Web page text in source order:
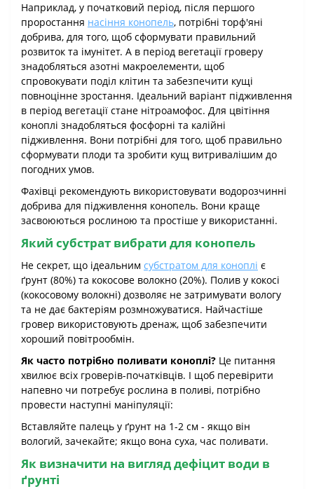
Наприклад, у початковий період, після першого
проростання насіння конопель, потрібні торф'яні
добрива, для того, щоб сформувати правильний
розвиток та імунітет. А в період вегетації гроверу
знадобляться азотні макроелементи, щоб
спровокувати поділ клітин та забезпечити кущі
повноцінне зростання. Ідеальний варіант підживлення
в період вегетації стане нітроамофос. Для цвітіння
коноплі знадобляться фосфорні та калійні
підживлення. Вони потрібні для того, щоб правильно
сформувати плоди та зробити кущ витривалішим до
погодних умов.
Фахівці рекомендують використовувати водорозчинні
добрива для підживлення конопель. Вони краще
засвоюються рослиною та простіше у використанні.
Який субстрат вибрати для конопель
Не секрет, що ідеальним субстратом для коноплі є
ґрунт (80%) та кокосове волокно (20%). Полив у кокосі
(кокосовому волокні) дозволяє не затримувати вологу
та не дає бактеріям розмножуватися. Найчастіше
гровер використовують дренаж, щоб забезпечити
хороший повітрообмін.
Як часто потрібно поливати коноплі? Це питання
хвилює всіх гроверів-початківців. І щоб перевірити
напевно чи потребує рослина в поливі, потрібно
провести наступні маніпуляції:
Вставляйте палець у ґрунт на 1-2 см - якщо він
вологий, зачекайте; якщо вона суха, час поливати.
Як визначити на вигляд дефіцит води в
ґрунті